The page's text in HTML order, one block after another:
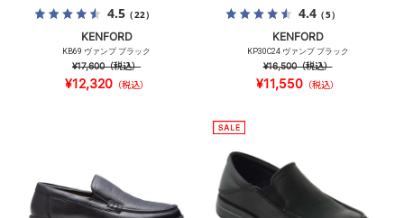
4.5（22）
KENFORD
KB69 ヴァンプ ブラック
¥17,600（税込）
¥12,320（税込）
4.4（5）
KENFORD
KP30C24 ヴァンプ ブラック
¥16,500（税込）
¥11,550 （税込）